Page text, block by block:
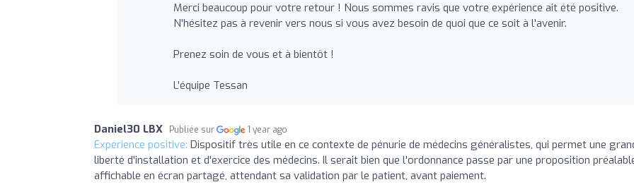
Merci beaucoup pour votre retour ! Nous sommes ravis que votre expérience ait été positive.
N'hésitez pas à revenir vers nous si vous avez besoin de quoi que ce soit à l'avenir.
Prenez soin de vous et à bientôt !
L'équipe Tessan
Daniel30 LBX Publiée sur 1 year ago
Expérience positive: Dispositif très utile en ce contexte de pénurie de médecins généralistes, qui permet une
liberté d'installation et d'exercice des médecins. Il serait bien que l'ordonnance passe par une proposition
affichable en écran partagé, attendant sa validation par le patient, avant paiement.